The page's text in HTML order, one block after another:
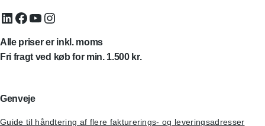
LinkedIn Facebook YouTube Instagram
Alle priser er inkl. moms
Fri fragt ved køb for min. 1.500 kr.
Genveje
Guide til håndtering af flere fakturerings- og leveringsadresser